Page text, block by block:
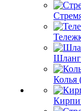
Колья